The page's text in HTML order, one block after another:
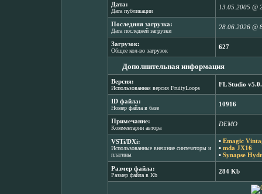
Дата:
Дата публикации
13.05.2005 @
Последняя загрузка:
Дата последней загрузки
28.06.2026 @
Загрузок:
Общее кол-во загрузок
627
Дополнительная информация
Версия:
Использованная версия FruityLoops
FL Studio
ID файла:
Номер файла в базе
10916
Примечание:
Комментарии автора
DEMO
VSTi/DXi:
Использованные внешние синтезаторы и
плагины
▪ Emagic
▪ mda JX16
▪ Synapse
Размер файла:
Размер файла в Kb
284 Kb